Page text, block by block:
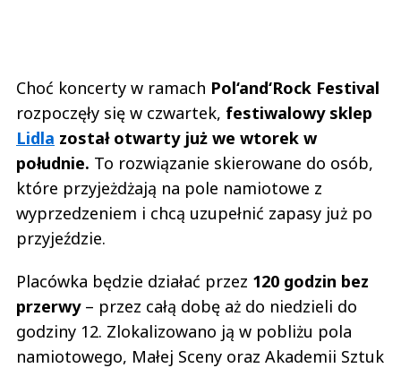
Choć koncerty w ramach Pol‘and‘Rock Festival
rozpoczęły się w czwartek, festiwalowy sklep
Lidla został otwarty już we wtorek w
południe. To rozwiązanie skierowane do osób,
które przyjeżdżają na pole namiotowe z
wyprzedzeniem i chcą uzupełnić zapasy już po
przyjeździe.
Placówka będzie działać przez 120 godzin bez
przerwy– przez całą dobę aż do niedzieli do
godziny 12. Zlokalizowano ją w pobliżu pola
namiotowego, Małej Sceny oraz Akademii Sztuk